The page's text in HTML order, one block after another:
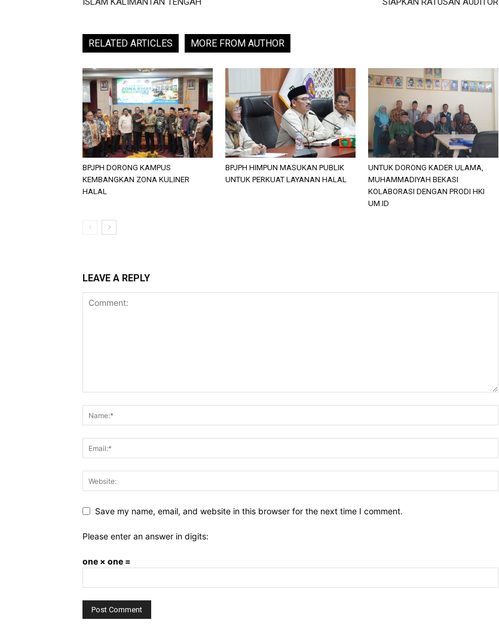
RELATED ARTICLES MORE FROM AUTHOR
BPJPH DORONG KAMPUS
KEMBANGKAN ZONA KULINER
HALAL
BPJPH HIMPUN MASUKAN PUBLIK
UNTUK PERKUAT LAYANAN HALAL
UNTUK DORONG KADER ULAMA,
MUHAMMADIYAH BEKASI
KOLABORASI DENGAN PRODI HKI
UM.ID
LEAVE A REPLY
Save my name, email, and website in this browser for the next time I comment.
Please enter an answer in digits:
one × one =